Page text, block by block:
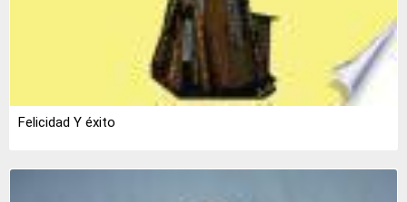
Felicidad Y éxito